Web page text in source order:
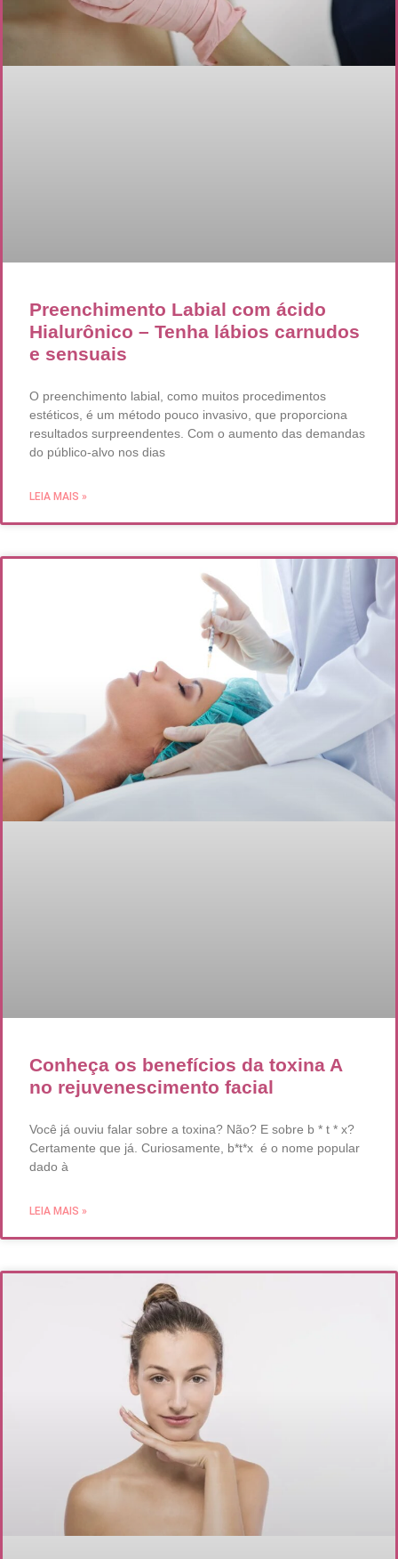
Preenchimento Labial com ácido
Hialurônico – Tenha lábios carnudos
e sensuais
O preenchimento labial, como muitos procedimentos
estéticos, é um método pouco invasivo, que proporciona
resultados surpreendentes. Com o aumento das demandas
do público-alvo nos dias
LEIA MAIS »
Conheça os benefícios da toxina A
no rejuvenescimento facial
Você já ouviu falar sobre a toxina? Não? E sobre b * t * x?
Certamente que já. Curiosamente, b*t*x é o nome popular
dado à
LEIA MAIS »